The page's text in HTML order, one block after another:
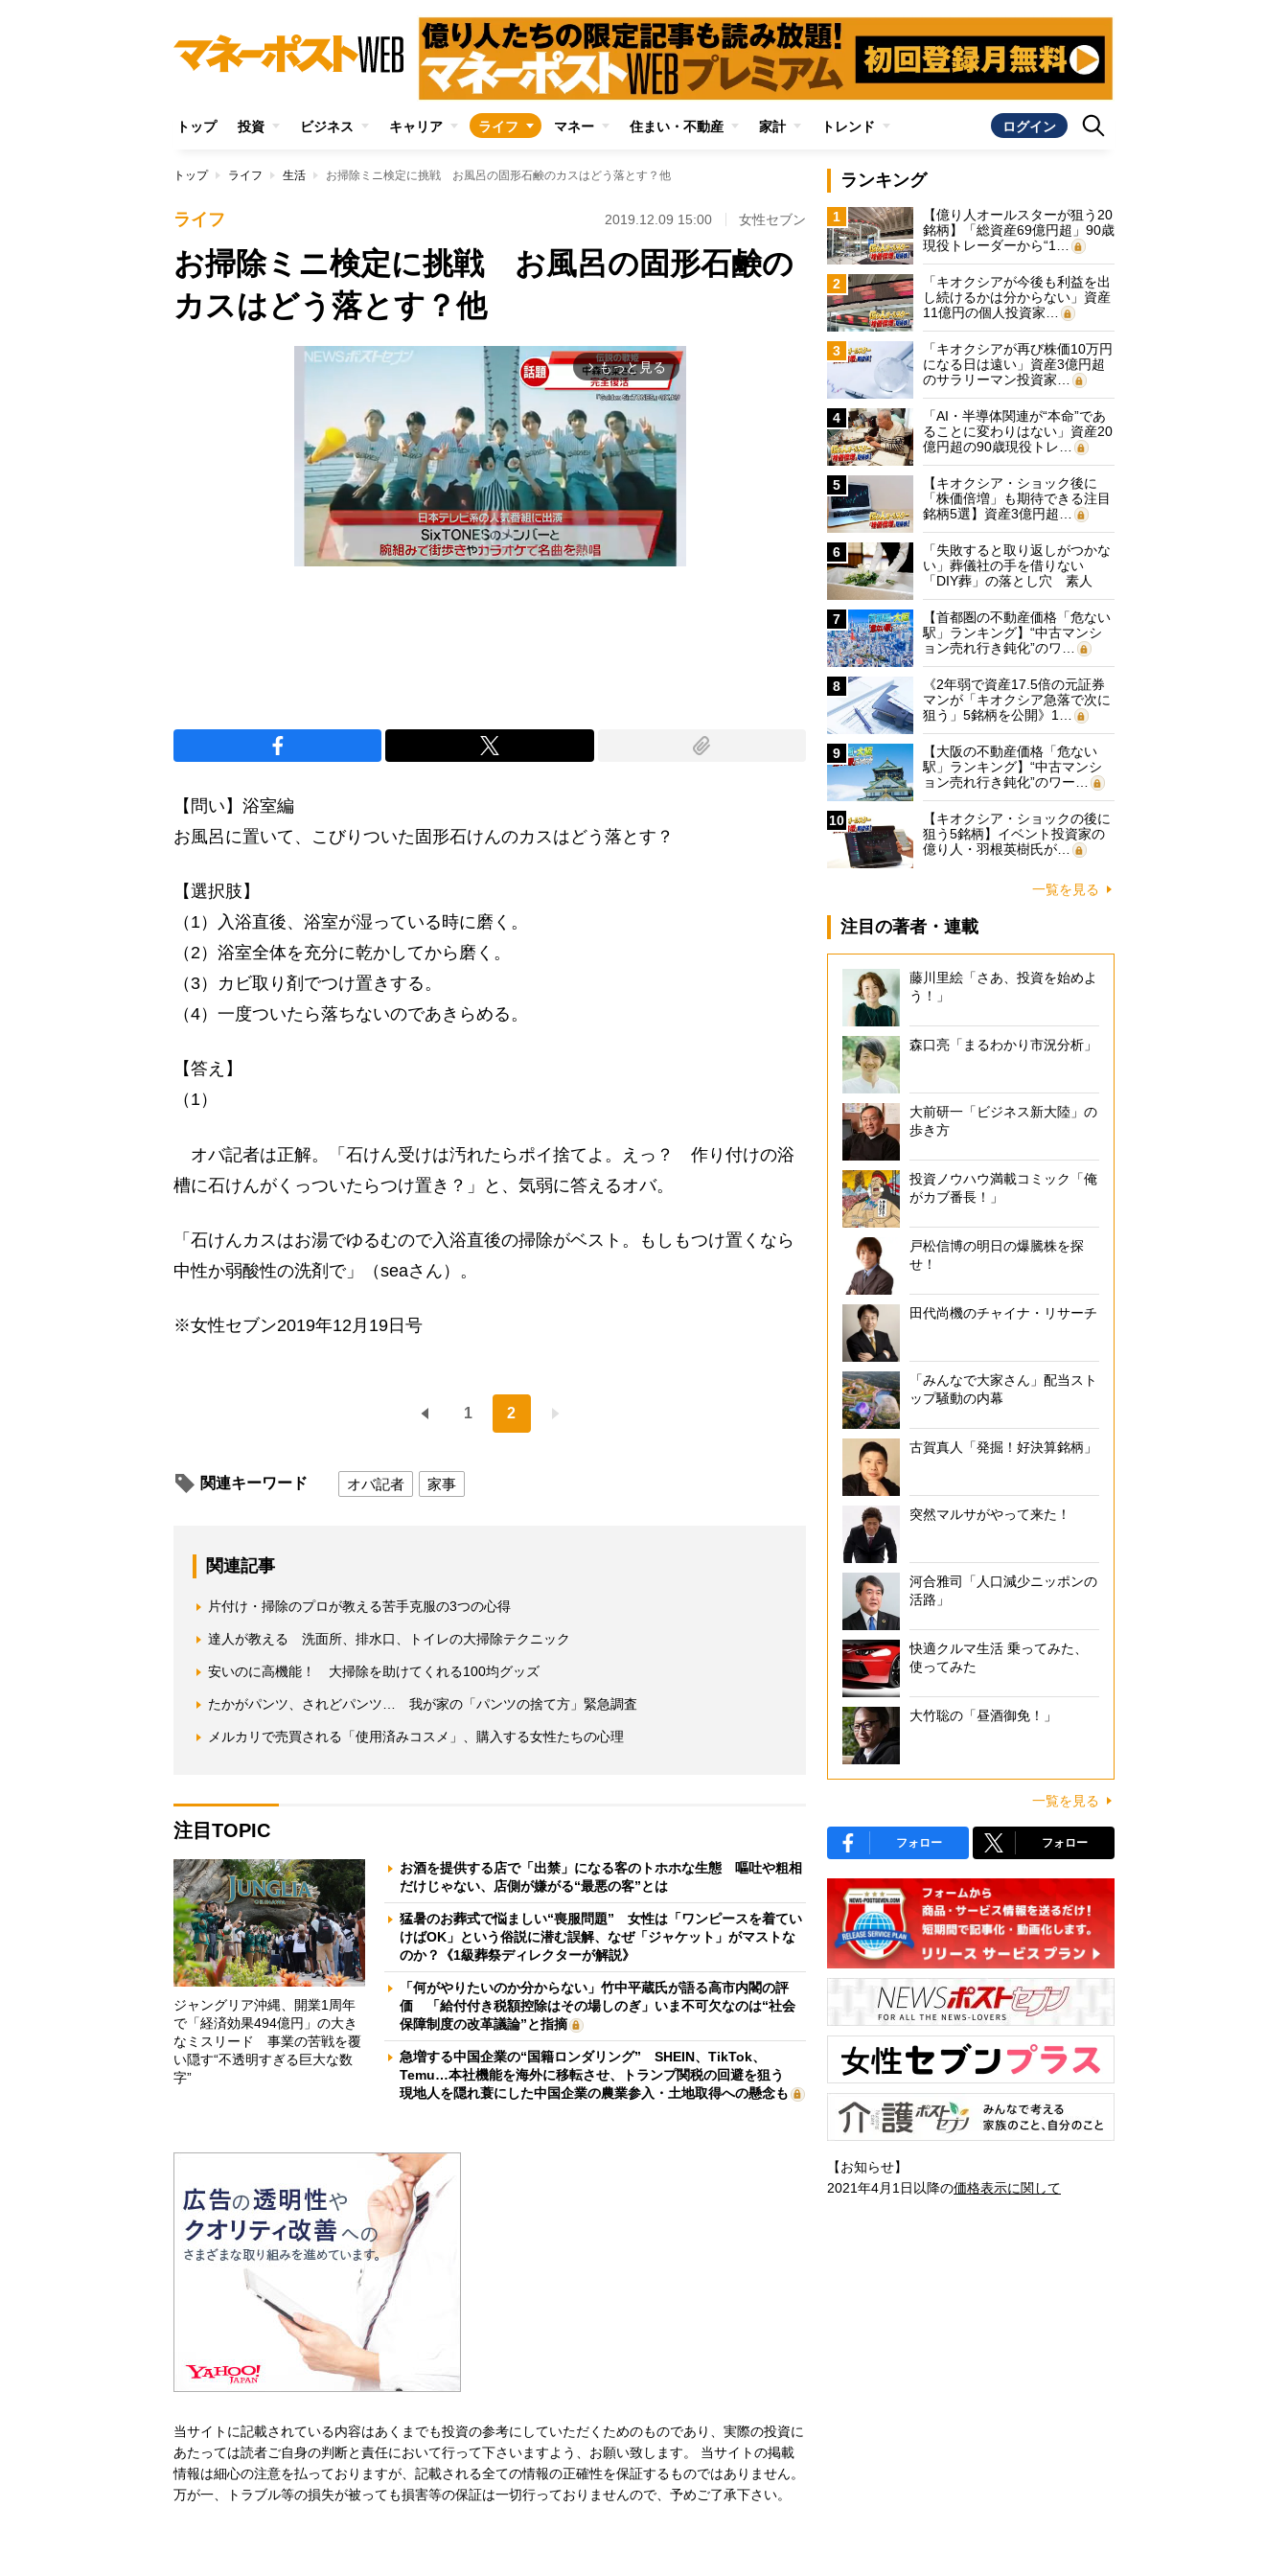
トップ 投資 ビジネス キャリア ライフ マネー 住まい・不動産 家計 トレンド ログイン
トップ ライフ 生活 お掃除ミニ検定に挑戦 お風呂の固形石鹸のカスはどう落とす？他
ライフ 2019.12.09 15:00 女性セブン
お掃除ミニ検定に挑戦 お風呂の固形石鹸の
カスはどう落とす？他
arrow_forward_ios もっと見る
【問い】浴室編
お風呂に置いて、こびりついた固形石けんのカスはどう落とす？
【選択肢】
（1）入浴直後、浴室が湿っている時に磨く。
（2）浴室全体を充分に乾かしてから磨く。
（3）カビ取り剤でつけ置きする。
（4）一度ついたら落ちないのであきらめる。
【答え】
（1）
オバ記者は正解。「石けん受けは汚れたらポイ捨てよ。えっ？ 作り付けの浴
槽に石けんがくっついたらつけ置き？」と、気弱に答えるオバ。
「石けんカスはお湯でゆるむので入浴直後の掃除がベスト。もしもつけ置くなら
中性か弱酸性の洗剤で」（seaさん）。
※女性セブン2019年12月19日号
1 2
関連キーワード オバ記者 家事
関連記事
片付け・掃除のプロが教える苦手克服の3つの心得
達人が教える 洗面所、排水口、トイレの大掃除テクニック
安いのに高機能！ 大掃除を助けてくれる100均グッズ
たかがパンツ、されどパンツ… 我が家の「パンツの捨て方」緊急調査
メルカリで売買される「使用済みコスメ」、購入する女性たちの心理
注目TOPIC
ジャングリア沖縄、開業1周年
で「経済効果494億円」の大き
なミスリード 事業の苦戦を覆
い隠す“不透明すぎる巨大な数
字”
お酒を提供する店で「出禁」になる客のトホホな生態 嘔吐や粗相
だけじゃない、店側が嫌がる“最悪の客”とは
猛暑のお葬式で悩ましい“喪服問題” 女性は「ワンピースを着てい
けばOK」という俗説に潜む誤解、なぜ「ジャケット」がマストな
のか？《1級葬祭ディレクターが解説》
「何がやりたいのか分からない」竹中平蔵氏が語る高市内閣の評
価 「給付付き税額控除はその場しのぎ」いま不可欠なのは“社会
保障制度の改革議論”と指摘
急増する中国企業の“国籍ロンダリング” SHEIN、TikTok、
Temu…本社機能を海外に移転させ、トランプ関税の回避を狙う
現地人を隠れ蓑にした中国企業の農業参入・土地取得への懸念も
当サイトに記載されている内容はあくまでも投資の参考にしていただくためのものであり、実際の投資に
あたっては読者ご自身の判断と責任において行って下さいますよう、お願い致します。 当サイトの掲載
情報は細心の注意を払っておりますが、記載される全ての情報の正確性を保証するものではありません。
万が一、トラブル等の損失が被っても損害等の保証は一切行っておりませんので、予めご了承下さい。
ランキング
1
【億り人オールスターが狙う20
銘柄】「総資産69億円超」90歳
現役トレーダーから“1…
2
「キオクシアが今後も利益を出
し続けるかは分からない」資産
11億円の個人投資家…
3
「キオクシアが再び株価10万円
になる日は遠い」資産3億円超
のサラリーマン投資家…
4
「AI・半導体関連が“本命”であ
ることに変わりはない」資産20
億円超の90歳現役トレ…
5
【キオクシア・ショック後に
「株価倍増」も期待できる注目
銘柄5選】資産3億円超…
6
「失敗すると取り返しがつかな
い」葬儀社の手を借りない
「DIY葬」の落とし穴 素人
に…
7
【首都圏の不動産価格「危ない
駅」ランキング】“中古マンシ
ョン売れ行き鈍化”のワ…
8
《2年弱で資産17.5倍の元証券
マンが「キオクシア急落で次に
狙う」5銘柄を公開》1…
9
【大阪の不動産価格「危ない
駅」ランキング】“中古マンシ
ョン売れ行き鈍化”のワー…
10
【キオクシア・ショックの後に
狙う5銘柄】イベント投資家の
億り人・羽根英樹氏が…
一覧を見る
注目の著者・連載
藤川里絵「さあ、投資を始めよ
う！」
森口亮「まるわかり市況分析」
大前研一「ビジネス新大陸」の
歩き方
投資ノウハウ満載コミック「俺
がカブ番長！」
戸松信博の明日の爆騰株を探
せ！
田代尚機のチャイナ・リサーチ
「みんなで大家さん」配当スト
ップ騒動の内幕
古賀真人「発掘！好決算銘柄」
突然マルサがやって来た！
河合雅司「人口減少ニッポンの
活路」
快適クルマ生活 乗ってみた、
使ってみた
大竹聡の「昼酒御免！」
一覧を見る
フォロー フォロー
【お知らせ】
2021年4月1日以降の価格表示に関して